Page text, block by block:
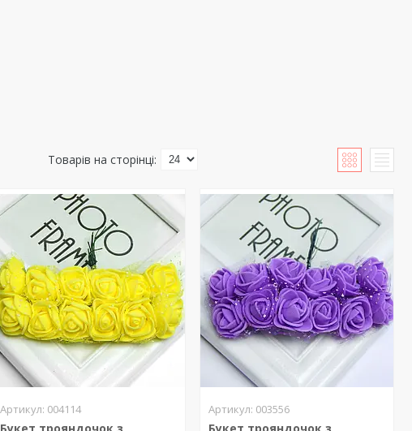
004114 003556